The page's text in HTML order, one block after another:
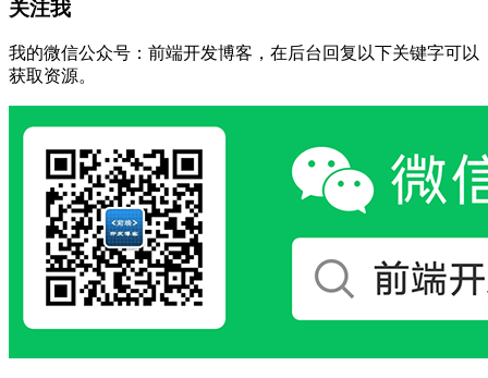
关注我
我的微信公众号：前端开发博客，在后台回复以下关键字可以
获取资源。